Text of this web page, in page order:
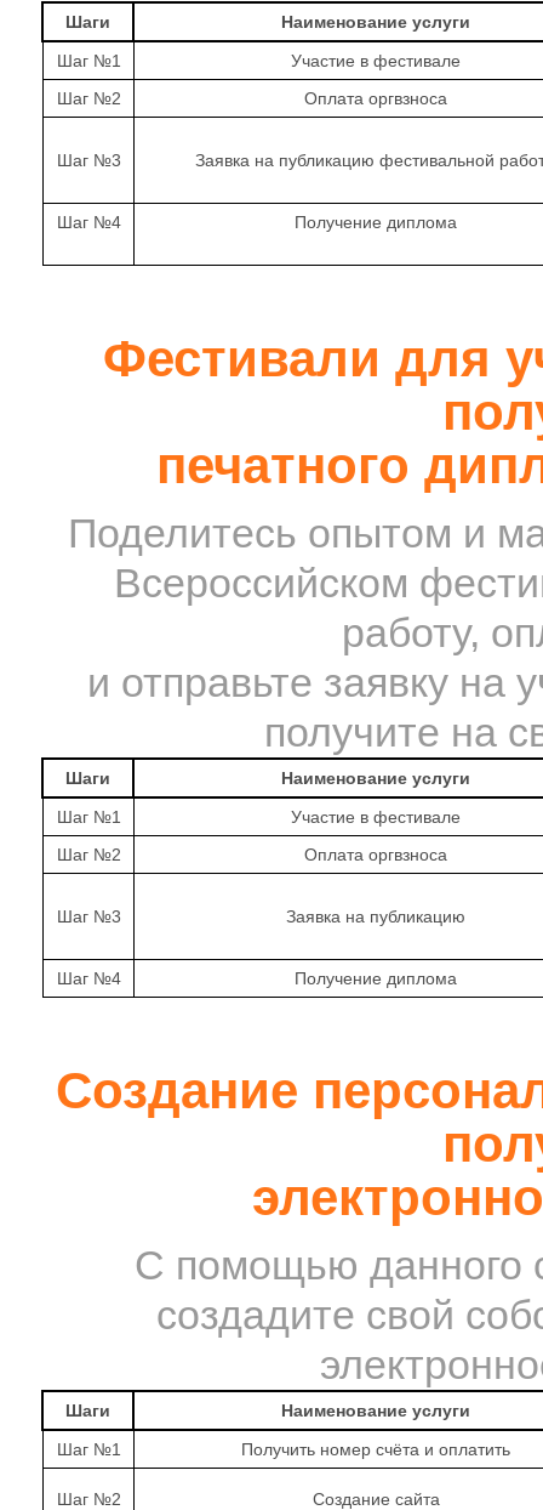
Шаги
Наименование услуги
Шаг №1
Участие в фестивале
Шаг №2
Оплата оргвзноса
Шаг №3 Заявка на публикацию фестивальной
Шаг №4 Получение диплома
Фестивали для
печатного
Поделитесь опытом и
Всероссийском
работу,
и отправьте заявку
получите на
Шаги
Наименование услуги
Шаг №1
Участие в фестивале
Шаг №2
Оплата оргвзноса
Шаг №3 Заявка на публикацию
Шаг №4 Получение диплома
Создание
С помощью данного
создадите свой
Шаги
Наименование услуги
Шаг №1
Получить номер счёта и оплатить
Шаг №2 Создание сайта